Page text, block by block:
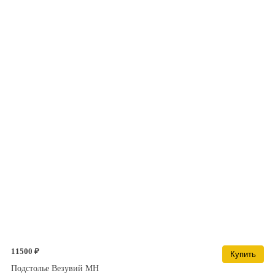
11500 ₽
Купить
Подстолье Везувий МН